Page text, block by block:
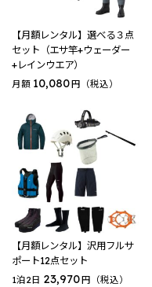
【月額レンタル】選べる３点
セット（エサ竿+ウェーダー
+レインウエア）
月額 10,080円（税込）
【月額レンタル】沢用フルサ
ポート12点セット
1泊2日 23,970円（税込）